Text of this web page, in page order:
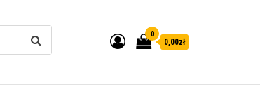
0
0,00zł